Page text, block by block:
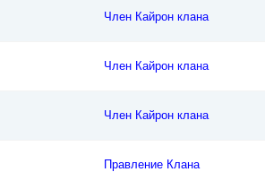
Член Кайрон клана
Член Кайрон клана
Член Кайрон клана
Правление Клана